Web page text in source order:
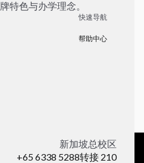
特色与办学理念。
快速导航
帮助中心
新加坡总校区
+65 6338 5288转接 210